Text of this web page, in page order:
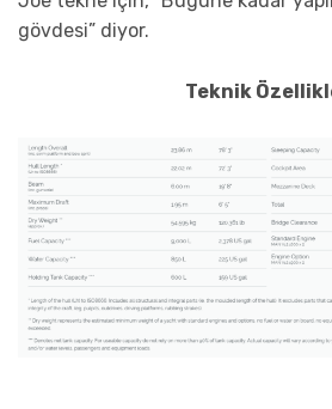
gövdesi” diyor.
Teknik